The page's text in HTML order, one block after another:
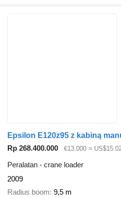
Epsilon E120z95 z kabiną
Rp 268.400.000
€13.000 ≈
Peralatan - crane loader
2009
Radius boom 9,5 m